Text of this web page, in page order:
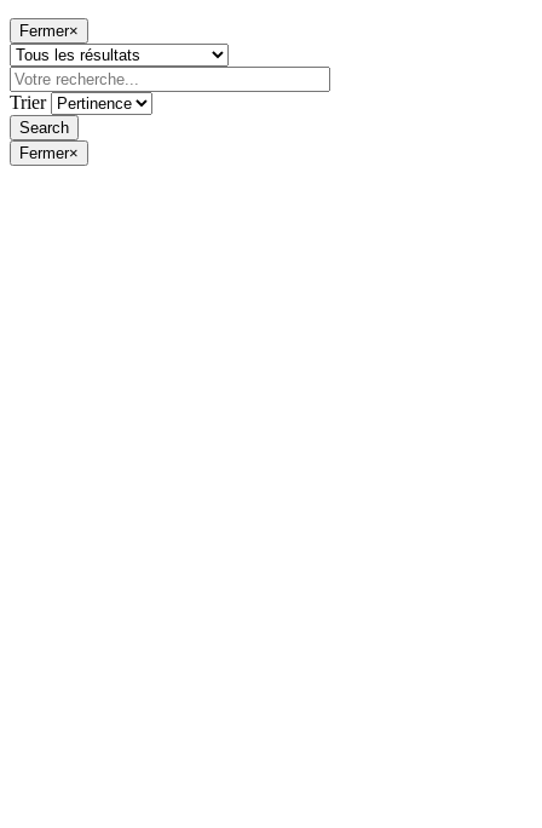
Fermer×
Trier
Fermer×